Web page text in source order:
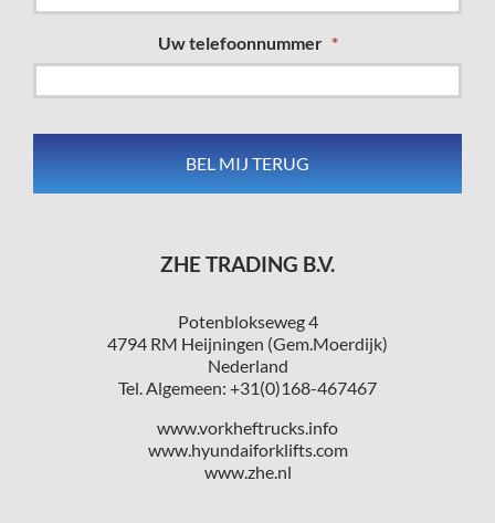
Uw telefoonnummer *
ZHE TRADING B.V.
Potenblokseweg 4
4794 RM Heijningen (Gem.Moerdijk)
Nederland
Tel. Algemeen: +31(0)168-467467
www.vorkheftrucks.info
www.hyundaiforklifts.com
www.zhe.nl